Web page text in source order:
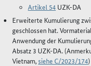
Artikel 54 UZK-DA
Erweiterte Kumulierung
geschlossen hat.
Anwendung der
Absatz 3 UZK-DA.
Vietnam,siehe C/2023/174)